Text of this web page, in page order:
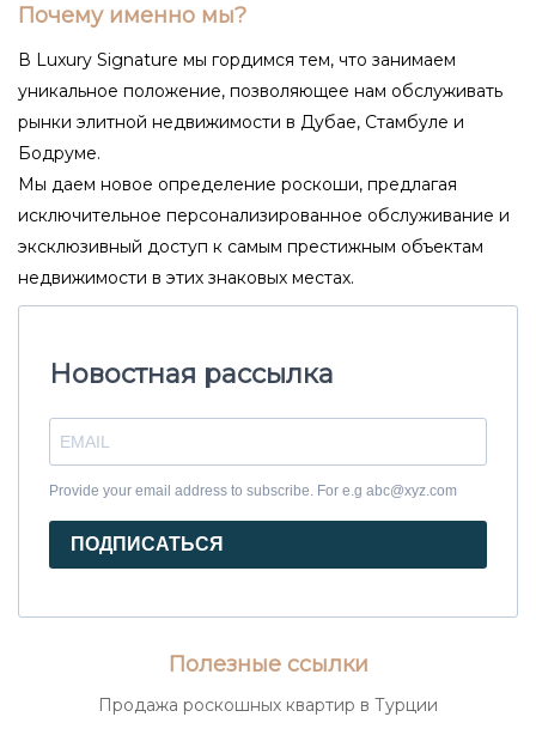
Почему именно мы?
В Luxury Signature мы гордимся тем, что занимаем
уникальное положение, позволяющее нам обслуживать
рынки элитной недвижимости в Дубае, Стамбуле и
Бодруме.
Мы даем новое определение роскоши, предлагая
исключительное персонализированное обслуживание и
эксклюзивный доступ к самым престижным объектам
недвижимости в этих знаковых местах.
Новостная рассылка
Provide your email address to subscribe. For e.g abc@xyz.com
ПОДПИСАТЬСЯ
Полезные ссылки
Продажа роскошных квартир в Турции